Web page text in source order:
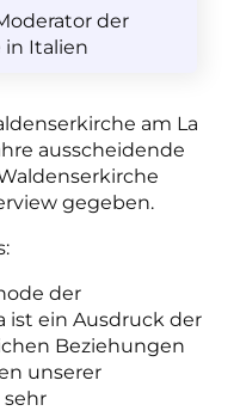
der
in Italien
am La
ausscheidende
gegeben.
der
ist ein Ausdruck der
Beziehungen
unserer
sehr